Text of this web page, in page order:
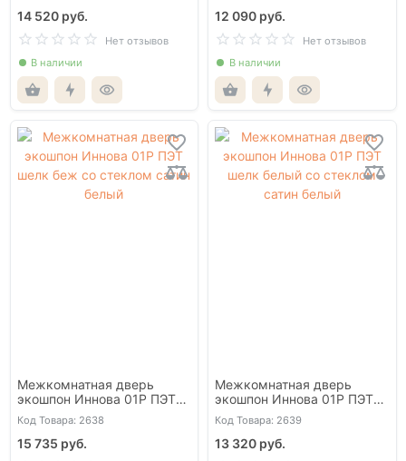
14 520 руб.
Нет отзывов
В наличии
12 090 руб.
Нет отзывов
В наличии
Межкомнатная дверь
экошпон Иннова 01Р ПЭТ
шелк беж со стеклом сатин
белый
Код Товара: 2638
15 735 руб.
Межкомнатная дверь
экошпон Иннова 01Р ПЭТ
шелк белый со стеклом
сатин белый
Код Товара: 2639
13 320 руб.